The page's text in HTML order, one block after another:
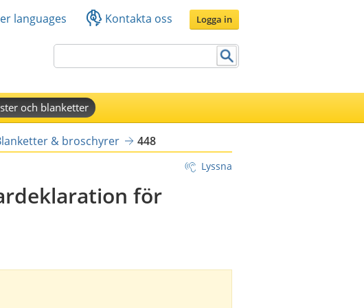
languages Kontakta oss Logga in
och blanketter
& broschyrer 448
Lyssna
för